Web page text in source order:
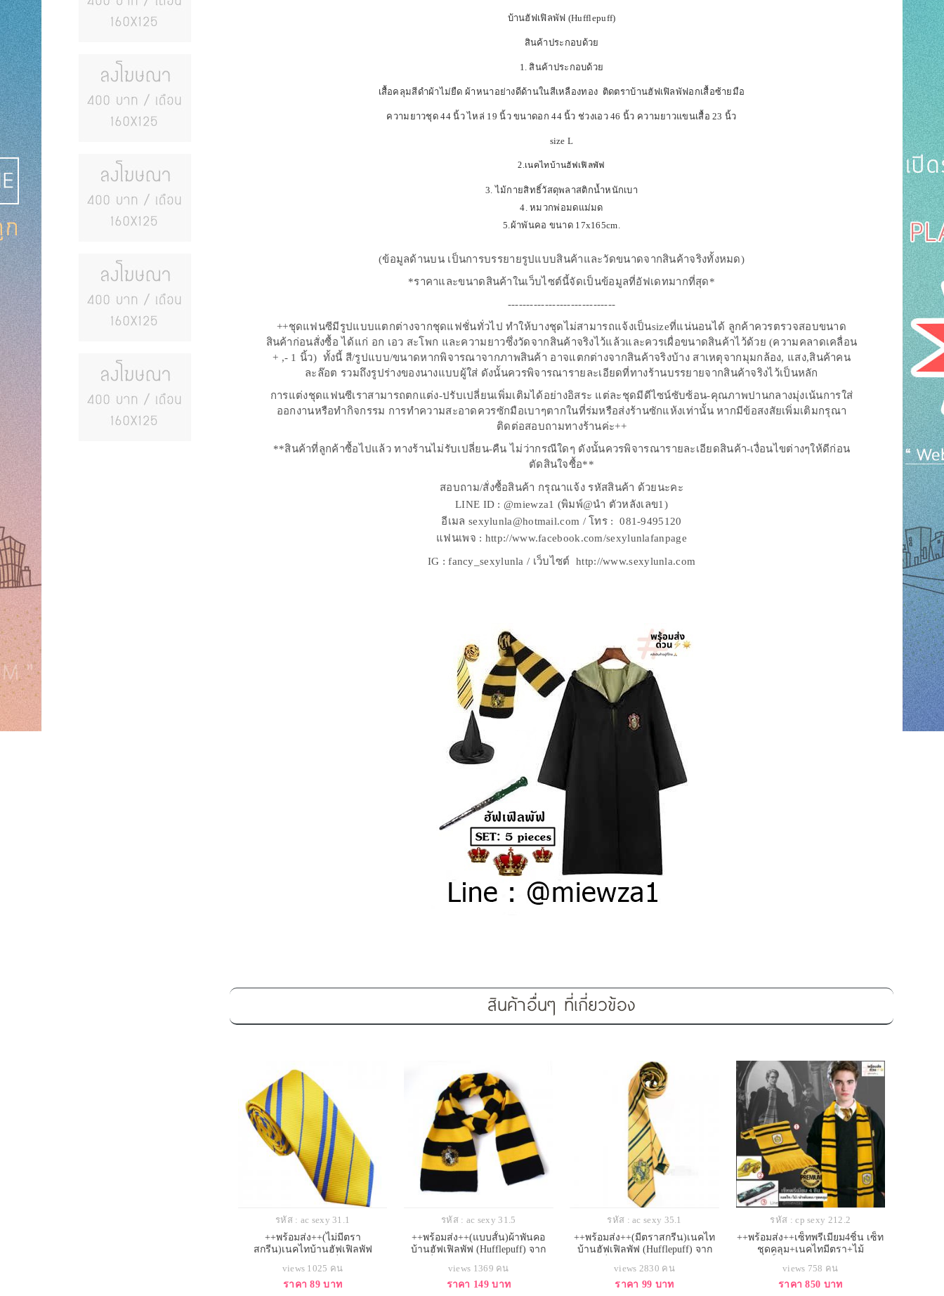
บ้านฮัฟเฟิลพัฟ (Hufflepuff)
สินค้าประกอบด้วย
1. สินค้าประกอบด้วย
เสื้อคลุมสีดำผ้าไม่ยืด ผ้าหนาอย่างดีด้านในสีเหลืองทอง ติดตราบ้านฮัฟเฟิลพัฟอกเสื้อซ้ายมือ
ความยาวชุด 44 นิ้ว ไหล่ 19 นิ้ว ขนาดอก 44 นิ้ว ช่วงเอว 46 นิ้ว ความยาวแขนเสื้อ 23 นิ้ว
size L
2.เนคไทบ้านฮัฟเฟิลพัฟ
3. ไม้กายสิทธิ์วัสดุพลาสติกน้ำหนักเบา
4. หมวกพ่อมดแม่มด
5.ผ้าพันคอ ขนาด 17x165cm.
(ข้อมูลด้านบน เป็นการบรรยายรูปแบบสินค้าและวัดขนาดจากสินค้าจริงทั้งหมด)
*ราคาและขนาดสินค้าในเว็บไซต์นี้จัดเป็นข้อมูลที่อัฟเดทมากที่สุด*
-----------------------------
++ชุดแฟนซีมีรูปแบบแตกต่างจากชุดแฟชั่นทั่วไป ทำให้บางชุดไม่สามารถแจ้งเป็นsizeที่แน่นอนได้ ลูกค้าควรตรวจสอบขนาด
สินค้าก่อนสั่งซื้อ ได้แก่ อก เอว สะโพก และความยาวซึ่งวัดจากสินค้าจริงไว้แล้วและควรเผื่อขนาดสินค้าไว้ด้วย (ความคลาดเคลื่อน
+ ,- 1 นิ้ว) ทั้งนี้ สี/รูปแบบ/ขนาดหากพิจารณาจากภาพสินค้า อาจแตกต่างจากสินค้าจริงบ้าง สาเหตุจากมุมกล้อง, แสง,สินค้าคน
ละล๊อต รวมถึงรูปร่างของนางแบบผู้ใส่ ดังนั้นควรพิจารณารายละเอียดที่ทางร้านบรรยายจากสินค้าจริงไว้เป็นหลัก
การแต่งชุดแฟนซีเราสามารถตกแต่ง-ปรับเปลี่ยนเพิ่มเติมได้อย่างอิสระ แต่ละชุดมีดีไซน์ซับซ้อน-คุณภาพปานกลางมุ่งเน้นการใส่
ออกงานหรือทำกิจกรรม การทำความสะอาดควรซักมือเบาๆตากในที่ร่มหรือส่งร้านซักแห้งเท่านั้น หากมีข้อสงสัยเพิ่มเติมกรุณา
ติดต่อสอบถามทางร้านค่ะ++
**สินค้าที่ลูกค้าซื้อไปแล้ว ทางร้านไม่รับเปลี่ยน-คืน ไม่ว่ากรณีใดๆ ดังนั้นควรพิจารณารายละเอียดสินค้า-เงื่อนไขต่างๆให้ดีก่อน
ตัดสินใจซื้อ**
สอบถาม/สั่งซื้อสินค้า กรุณาแจ้ง รหัสสินค้า ด้วยนะคะ
LINE ID : @miewza1 (พิมพ์@นำ ตัวหลังเลข1)
อีเมล sexylunla@hotmail.com / โทร : 081-9495120
แฟนเพจ : http://www.facebook.com/sexylunlafanpage
IG : fancy_sexylunla / เว็บไซต์ http://www.sexylunla.com
สินค้าอื่นๆ ที่เกี่ยวข้อง
รหัส : ac sexy 31.1
++พร้อมส่ง++(ไม่มีตรา
สกรีน)เนคไทบ้านฮัฟเฟิลพัฟ
views 1025 คน
ราคา 89 บาท
รหัส : ac sexy 31.5
++พร้อมส่ง++(แบบสั้น)ผ้าพันคอ
บ้านฮัฟเฟิลพัฟ (Hufflepuff) จาก
views 1369 คน
ราคา 149 บาท
รหัส : ac sexy 35.1
++พร้อมส่ง++(มีตราสกรีน)เนคไท
บ้านฮัฟเฟิลพัฟ (Hufflepuff) จาก
views 2830 คน
ราคา 99 บาท
รหัส : cp sexy 212.2
++พร้อมส่ง++เซ็ทพรีเมียม4ชิ้น เซ็ท
ชุดคลุม+เนคไทมีตรา+ไม้
(Hufflepuff) แห่งฮอกวอตส์ ชุดคลุม
แฮรี่พอตเตอร์
views 758 คน
ราคา 850 บาท